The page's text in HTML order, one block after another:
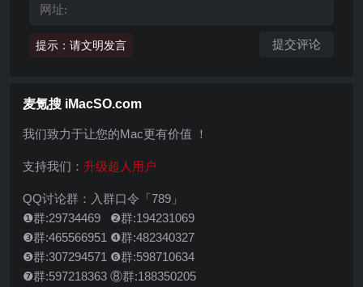
提示：请文明发言
麦氪搜 iMacSO.com
我们致力于让您的Mac更有价值 ！
支持我们： 升级超人用户
QQ讨论群：入群口令「789」
❶群:29734469 ❷群:194231069
❸群:465566951 ❹群:482340327
❺群:307294571 ❻群:598710634
❼群:597218363 ⑧群:188350205